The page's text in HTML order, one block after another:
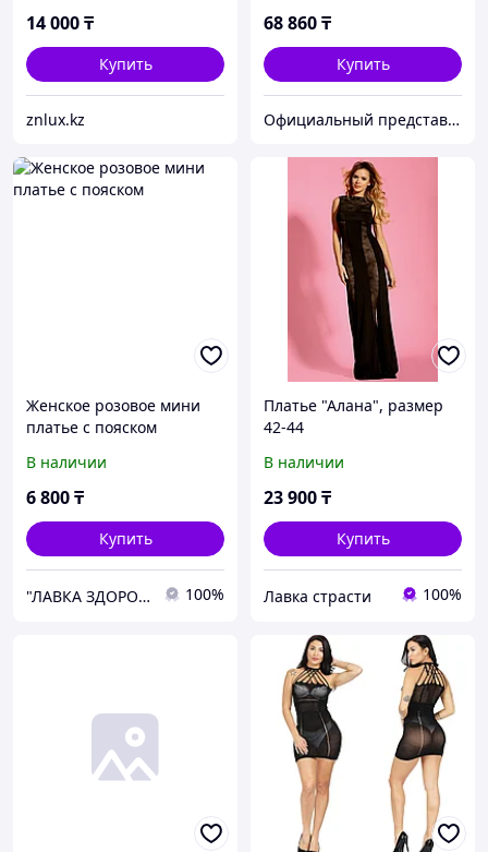
14 000₸
Купить
znlux.kz
68 860₸
Купить
Официальный представитель "Фабрика Старт" Казахстан
Женское розовое мини
платье с пояском
В наличии
6 800₸
Купить
"ЛАВКА ЗДОРОВЬЯ" 100%
Платье "Алана", размер
42-44
В наличии
23 900₸
Купить
Лавка страсти 100%